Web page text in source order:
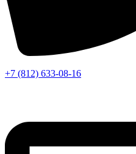
+7 (812) 633-08-16